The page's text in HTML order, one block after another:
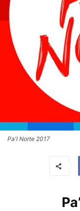
Pa'l Norte 2017